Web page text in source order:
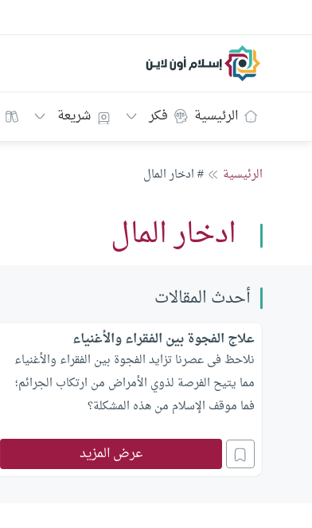
إسلام أون لاين
الرئيسية فكر شريعة
الرئيسية # ادخار المال
ادخار المال
أحدث المقالات
علاج الفجوة بين الفقراء والأغنياء
نلاحظ فى عصرنا تزايد الفجوة بين الفقراء والأغنياء
مما يتيح الفرصة لذوي الأمراض من ارتكاب الجرائم؛
فما موقف الإسلام من هذه المشكلة؟
عرض المزيد